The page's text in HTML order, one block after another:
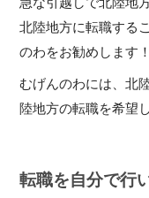
急な引越しで北陸地
北陸地方に転職する
のわをお勧めします！
むげんのわには、北
陸地方の転職を希望
転職を自分で行